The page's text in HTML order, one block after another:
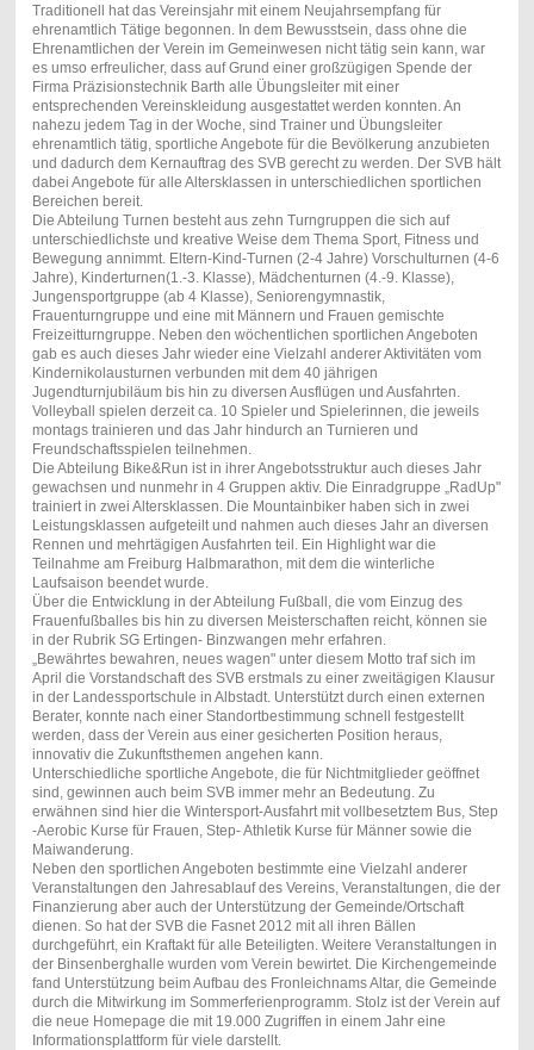
Traditionell hat das Vereinsjahr mit einem Neujahrsempfang für
ehrenamtlich Tätige begonnen. In dem Bewusstsein, dass ohne die
Ehrenamtlichen der Verein im Gemeinwesen nicht tätig sein kann, war
es umso erfreulicher, dass auf Grund einer großzügigen Spende der
Firma Präzisionstechnik Barth alle Übungsleiter mit einer
entsprechenden Vereinskleidung ausgestattet werden konnten. An
nahezu jedem Tag in der Woche, sind Trainer und Übungsleiter
ehrenamtlich tätig, sportliche Angebote für die Bevölkerung anzubieten
und dadurch dem Kernauftrag des SVB gerecht zu werden. Der SVB hält
dabei Angebote für alle Altersklassen in unterschiedlichen sportlichen
Bereichen bereit.
Die Abteilung Turnen besteht aus zehn Turngruppen die sich auf
unterschiedlichste und kreative Weise dem Thema Sport, Fitness und
Bewegung annimmt. Eltern-Kind-Turnen (2-4 Jahre) Vorschulturnen (4-6
Jahre), Kinderturnen(1.-3. Klasse), Mädchenturnen (4.-9. Klasse),
Jungensportgruppe (ab 4 Klasse), Seniorengymnastik,
Frauenturngruppe und eine mit Männern und Frauen gemischte
Freizeitturngruppe. Neben den wöchentlichen sportlichen Angeboten
gab es auch dieses Jahr wieder eine Vielzahl anderer Aktivitäten vom
Kindernikolausturnen verbunden mit dem 40 jährigen
Jugendturnjubiläum bis hin zu diversen Ausflügen und Ausfahrten.
Volleyball spielen derzeit ca. 10 Spieler und Spielerinnen, die jeweils
montags trainieren und das Jahr hindurch an Turnieren und
Freundschaftsspielen teilnehmen.
Die Abteilung Bike&Run ist in ihrer Angebotsstruktur auch dieses Jahr
gewachsen und nunmehr in 4 Gruppen aktiv. Die Einradgruppe „RadUp"
trainiert in zwei Altersklassen. Die Mountainbiker haben sich in zwei
Leistungsklassen aufgeteilt und nahmen auch dieses Jahr an diversen
Rennen und mehrtägigen Ausfahrten teil. Ein Highlight war die
Teilnahme am Freiburg Halbmarathon, mit dem die winterliche
Laufsaison beendet wurde.
Über die Entwicklung in der Abteilung Fußball, die vom Einzug des
Frauenfußballes bis hin zu diversen Meisterschaften reicht, können sie
in der Rubrik SG Ertingen- Binzwangen mehr erfahren.
„Bewährtes bewahren, neues wagen" unter diesem Motto traf sich im
April die Vorstandschaft des SVB erstmals zu einer zweitägigen Klausur
in der Landessportschule in Albstadt. Unterstützt durch einen externen
Berater, konnte nach einer Standortbestimmung schnell festgestellt
werden, dass der Verein aus einer gesicherten Position heraus,
innovativ die Zukunftsthemen angehen kann.
Unterschiedliche sportliche Angebote, die für Nichtmitglieder geöffnet
sind, gewinnen auch beim SVB immer mehr an Bedeutung. Zu
erwähnen sind hier die Wintersport-Ausfahrt mit vollbesetztem Bus, Step
-Aerobic Kurse für Frauen, Step- Athletik Kurse für Männer sowie die
Maiwanderung.
Neben den sportlichen Angeboten bestimmte eine Vielzahl anderer
Veranstaltungen den Jahresablauf des Vereins, Veranstaltungen, die der
Finanzierung aber auch der Unterstützung der Gemeinde/Ortschaft
dienen. So hat der SVB die Fasnet 2012 mit all ihren Bällen
durchgeführt, ein Kraftakt für alle Beteiligten. Weitere Veranstaltungen in
der Binsenberghalle wurden vom Verein bewirtet. Die Kirchengemeinde
fand Unterstützung beim Aufbau des Fronleichnams Altar, die Gemeinde
durch die Mitwirkung im Sommerferienprogramm. Stolz ist der Verein auf
die neue Homepage die mit 19.000 Zugriffen in einem Jahr eine
Informationsplattform für viele darstellt.